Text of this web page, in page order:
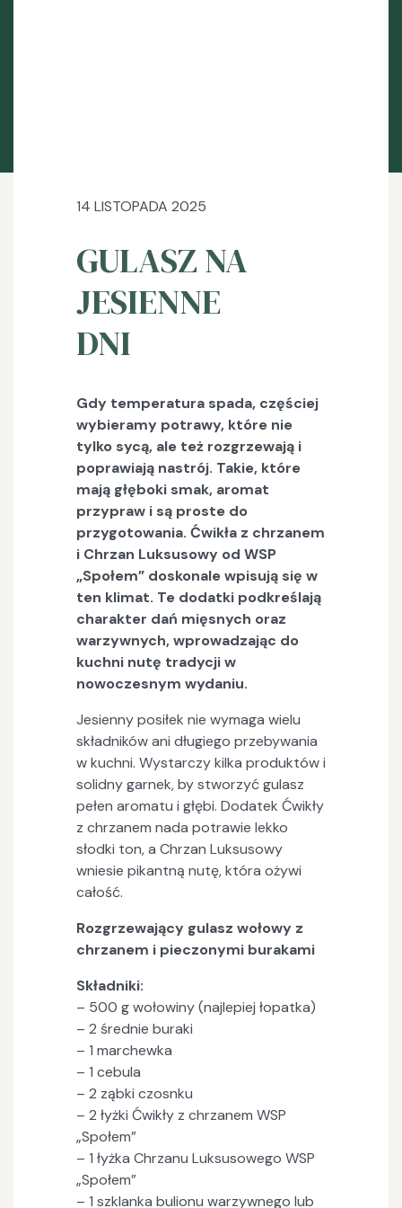
14 LISTOPADA 2025
GULASZ NA
JESIENNE
DNI
Gdy temperatura spada, częściej
wybieramy potrawy, które nie
tylko sycą, ale też rozgrzewają i
poprawiają nastrój. Takie, które
mają głęboki smak, aromat
przypraw i są proste do
przygotowania. Ćwikła z chrzanem
i Chrzan Luksusowy od WSP
„Społem” doskonale wpisują się w
ten klimat. Te dodatki podkreślają
charakter dań mięsnych oraz
warzywnych, wprowadzając do
kuchni nutę tradycji w
nowoczesnym wydaniu.
Jesienny posiłek nie wymaga wielu
składników ani długiego przebywania
w kuchni. Wystarczy kilka produktów i
solidny garnek, by stworzyć gulasz
pełen aromatu i głębi. Dodatek Ćwikły
z chrzanem nada potrawie lekko
słodki ton, a Chrzan Luksusowy
wniesie pikantną nutę, która ożywi
całość.
Rozgrzewający gulasz wołowy z
chrzanem i pieczonymi burakami
Składniki:
– 500 g wołowiny (najlepiej łopatka)
– 2 średnie buraki
– 1 marchewka
– 1 cebula
– 2 ząbki czosnku
– 2 łyżki Ćwikły z chrzanem WSP
„Społem”
– 1 łyżka Chrzanu Luksusowego WSP
„Społem”
– 1 szklanka bulionu warzywnego lub